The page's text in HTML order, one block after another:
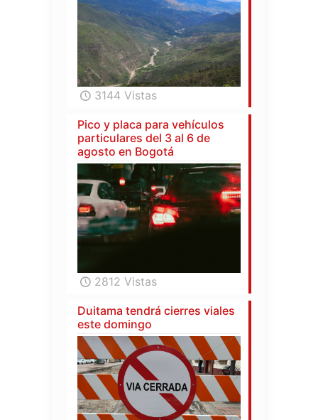
3144 Vistas
Pico y placa para vehículos
particulares del 3 al 6 de
agosto en Bogotá
2812 Vistas
Duitama tendrá cierres viales
este domingo